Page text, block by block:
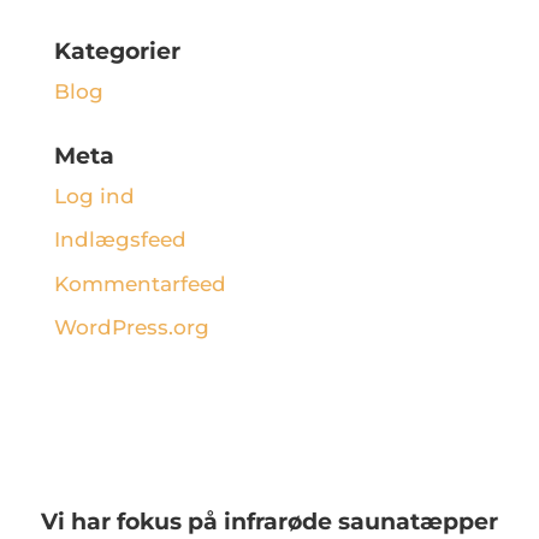
Kategorier
Blog
Meta
Log ind
Indlægsfeed
Kommentarfeed
WordPress.org
Vi har fokus på infrarøde saunatæpper